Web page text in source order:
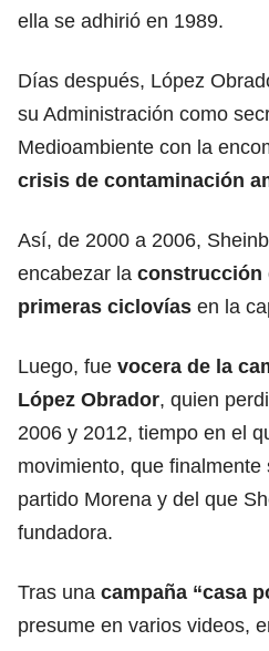
ella se adhirió en 1989.
Días después, López
su Administración como
Medioambiente con la
crisis de contaminación
Así, de 2000 a 2006,
encabezar la construcción
primeras ciclovías en la
Luego, fue vocera de la
López Obrador, quien
2006 y 2012, tiempo en el
movimiento, que finalmente
partido Morena y del que
fundadora.
Tras una campaña “casa
presume en varios videos,